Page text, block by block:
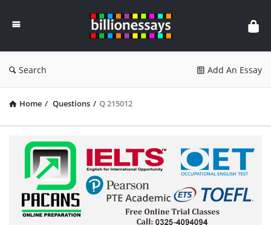
Essays
Search Add An Essay
Home / Questions / Q 215012